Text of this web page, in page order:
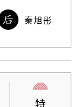
秦旭彤